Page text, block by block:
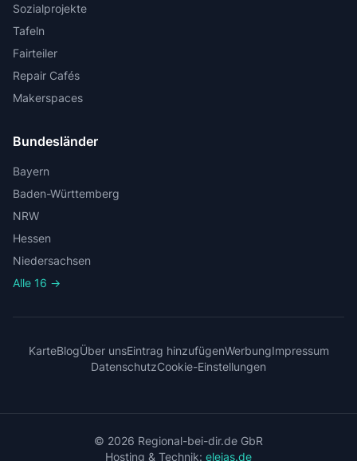
Sozialprojekte
Tafeln
Fairteiler
Repair Cafés
Makerspaces
Bundesländer
Bayern
Baden-Württemberg
NRW
Hessen
Niedersachsen
Alle 16 →
KarteBlogÜber unsEintrag hinzufügenWerbungImpressum
DatenschutzCookie-Einstellungen
© 2026 Regional-bei-dir.de GbR
Hosting & Technik: eleias.de